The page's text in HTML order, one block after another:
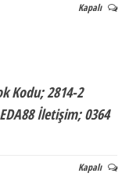
Kapalı
Kodu; 2814-2
İletişim; 0364
Kapalı